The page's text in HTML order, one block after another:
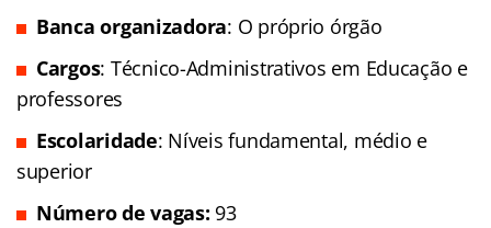
Banca organizadora: O próprio órgão
Cargos: Técnico-Administrativos em Educação e
professores
Escolaridade: Níveis fundamental, médio e
superior
Número de vagas: 93